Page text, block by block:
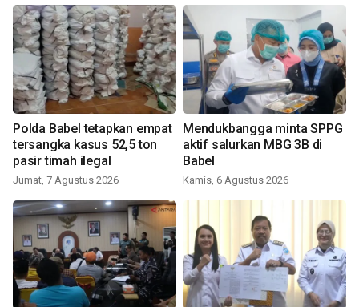
Polda Babel tetapkan empat
tersangka kasus 52,5 ton
pasir timah ilegal
Jumat, 7 Agustus 2026
Mendukbangga minta SPPG
aktif salurkan MBG 3B di
Babel
Kamis, 6 Agustus 2026